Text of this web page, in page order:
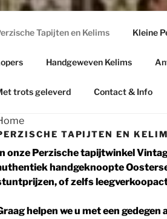
Tapijten en Kelims Kleine
Handgeweven Kelims
trots geleverd Contact & Info
TAPIJTEN EN
onze Perzische tapijtwinkel
handgeknoopte
of zelfs
helpen we u met een